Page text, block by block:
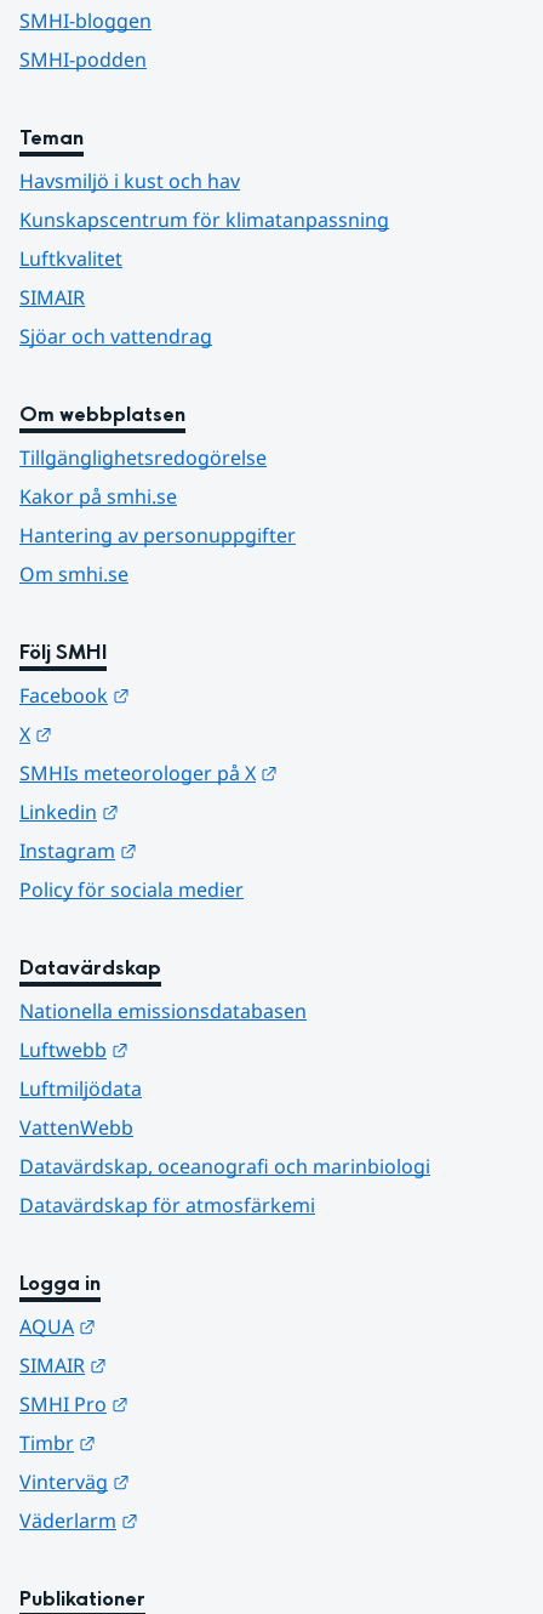
SMHI-bloggen
SMHI-podden
Teman
Havsmiljö i kust och hav
Kunskapscentrum för klimatanpassning
Luftkvalitet
SIMAIR
Sjöar och vattendrag
Om webbplatsen
Tillgänglighetsredogörelse
Kakor på smhi.se
Hantering av personuppgifter
Om smhi.se
Följ SMHI
Facebook
X
SMHIs meteorologer på X
Linkedin
Instagram
Policy för sociala medier
Datavärdskap
Nationella emissionsdatabasen
Luftwebb
Luftmiljödata
VattenWebb
Datavärdskap, oceanografi och marinbiologi
Datavärdskap för atmosfärkemi
Logga in
AQUA
SIMAIR
SMHI Pro
Timbr
Vinterväg
Väderlarm
Publikationer